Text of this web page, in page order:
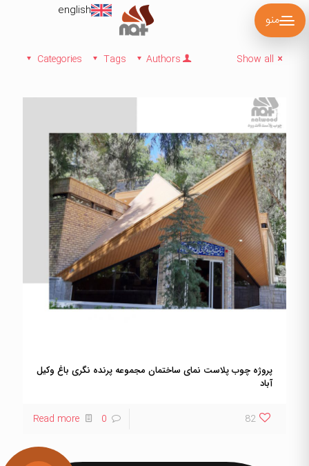
منو
english
Categories Tags Authors Show all
پروژه چوب پلاست نمای ساختمان مجموعه پرنده نگری باغ وکیل
آباد
82
0
Read more